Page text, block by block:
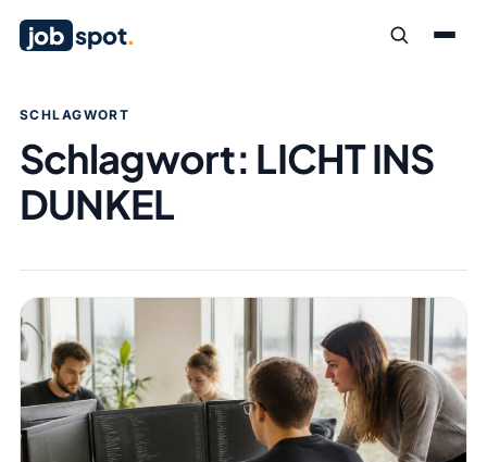
job spot.
SCHLAGWORT
Schlagwort: LICHT INS
DUNKEL